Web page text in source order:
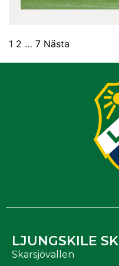
1 2 … 7 Nästa
LJUNGSKILE SK
Skarsjövallen